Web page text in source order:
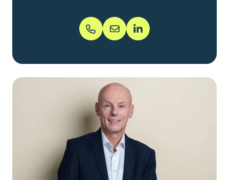
06 - 147 031 27
willem.spoelstra@bentacera.nl
willemspoelstra